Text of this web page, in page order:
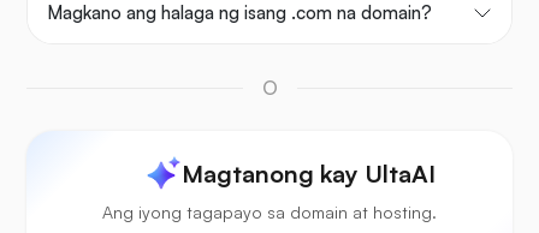
Magkano ang halaga ng isang .com na domain?
O
Magtanong kay UltaAI
Ang iyong tagapayo sa domain at hosting.